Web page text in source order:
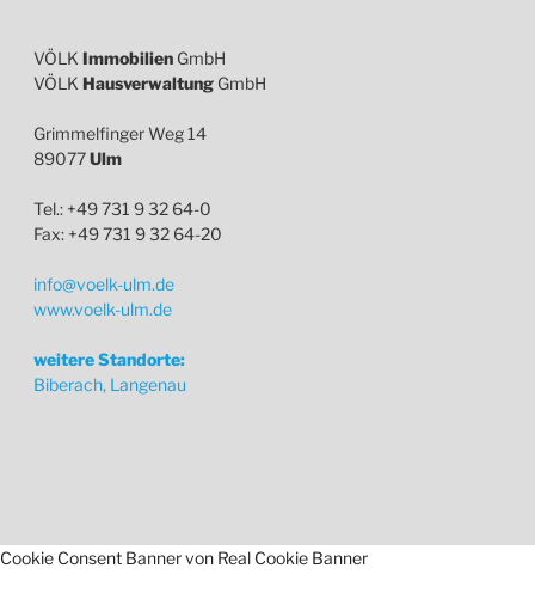
VÖLK Immobilien GmbH
VÖLK Hausverwaltung GmbH
Grimmelfinger Weg 14
89077Ulm
Tel.: +49 731 9 32 64-0
Fax: +49 731 9 32 64-20
info@voelk-ulm.de
www.voelk-ulm.de
weitere Standorte:
Biberach, Langenau
Cookie Consent Banner von Real Cookie Banner